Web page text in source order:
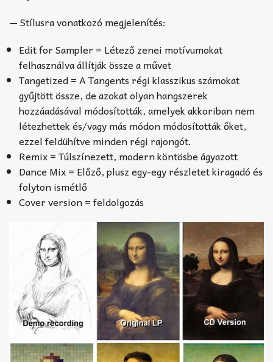
— Stílusra vonatkozó megjelenítés:
Edit for Sampler = Létező zenei motívumokat
felhasználva állítják össze a művet
Tangetized = A Tangents régi klasszikus számokat
gyűjtött össze, de azokat olyan hangszerek
hozzáadásával módosították, amelyek akkoriban nem
létezhettek és/vagy más módon módosították őket,
ezzel feldühítve minden régi rajongót.
Remix = Túlszínezett, modern köntösbe ágyazott
Dance Mix = Előző, plusz egy-egy részletet kiragadó és
folyton ismétlő
Cover version = feldolgozás